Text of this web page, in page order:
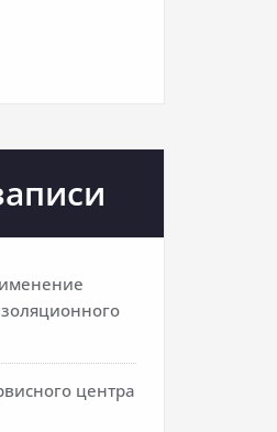
центра